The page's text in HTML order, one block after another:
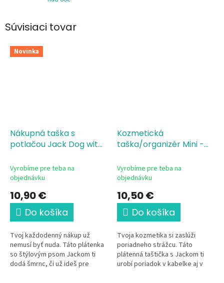
Súvisiaci tovar
Novinka
Nákupná taška s
potlačou Jack Dog with
certifikovaná bio bavlna,
canvas, gramáž
Vyrobíme pre teba na
objednávku
10,90 €
Do košíka
Tvoj každodenný nákup už
nemusí byť nuda. Táto plátenka
so štýlovým psom Jackom ti
dodá šmrnc, či už ideš pre
Kozmetická
taška/organizér Mini -
22,5x16 cm100% bavlna,
gramáž 407 g/m²
Vyrobíme pre teba na
objednávku
10,50 €
Do košíka
Tvoja kozmetika si zaslúži
poriadneho strážcu. Táto
plátenná taštička s Jackom ti
urobí poriadok v kabelke aj v